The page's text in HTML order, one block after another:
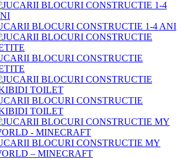
BLOCURI CONSTRUCTIE 1-4 ANI
BLOCURI CONSTRUCTIE
BLOCURI CONSTRUCTIE
TOILET
BLOCURI CONSTRUCTIE MY
– MINECRAFT